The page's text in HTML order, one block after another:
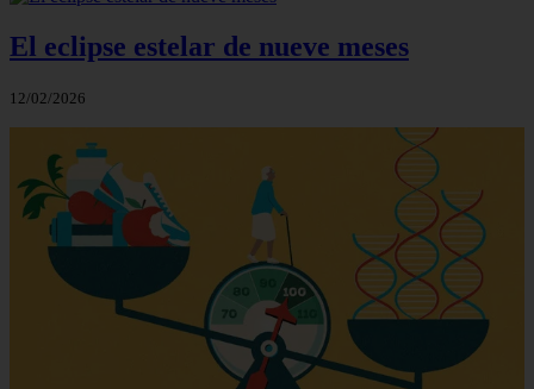
El eclipse estelar de nueve meses
12/02/2026